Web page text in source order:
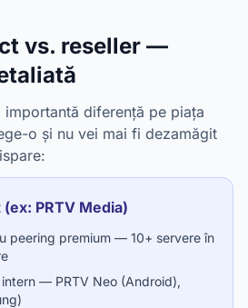
vs. reseller —
importantă diferență pe piața
o și nu vei mai fi dezamăgit
PRTV Media)
peering premium — 10+ servere în
— PRTV Neo (Android),